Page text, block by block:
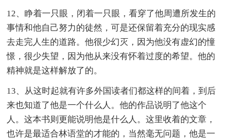
12、睁着一只眼，闭着一只眼，看穿了他周遭所发生的
事情和他自己努力的徒然，可是还保留着充分的现实感
去走完人生的道路。他很少幻灭，因为他没有虚幻的憧
憬，很少失望，因为他从来没有怀着过度的希望。他的
精神就是这样解放了的。
13、从这时起就有许多外国读者们都这样的间着，到后
来也知道了他是一个什么人。他的作品说明了他这个
人。这本书则更能说明他是什么人。这里收着的文章，
也许是最适合林语堂的才能的，当然毫无问题，他是一